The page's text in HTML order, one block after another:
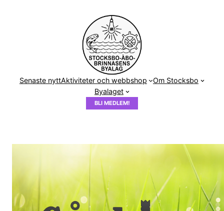
Senaste nyttAktiviteter och webbshop
Om Stocksbo
Byalaget
BLI MEDLEM!